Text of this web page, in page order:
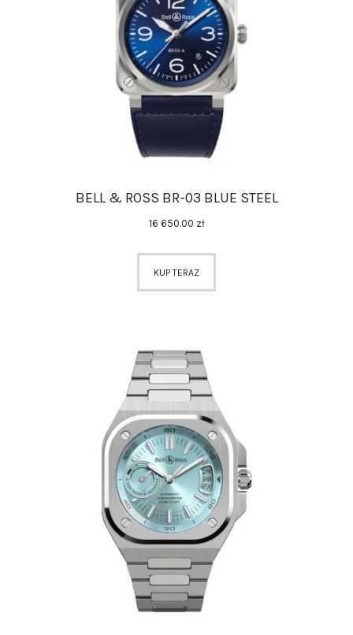
SERWIS
BELL & ROSS BR-03 BLUE STEEL
16 650.00 zł
KUP TERAZ